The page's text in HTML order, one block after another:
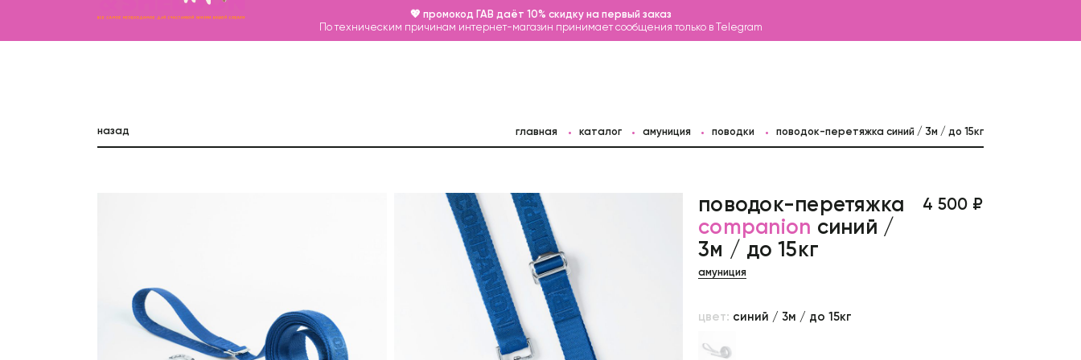
💖 промокод ГАВ даёт 10% скидку на первый заказ
По техническим причинам интернет-магазин принимает сообщения только в Telegram
назад главная каталог амуниция поводки поводок-перетяжка синий / 3м / до 15кг
поводок-перетяжка
companion синий /
3м / до 15кг
амуниция
4 500 ₽
цвет: синий / 3м / до 15кг